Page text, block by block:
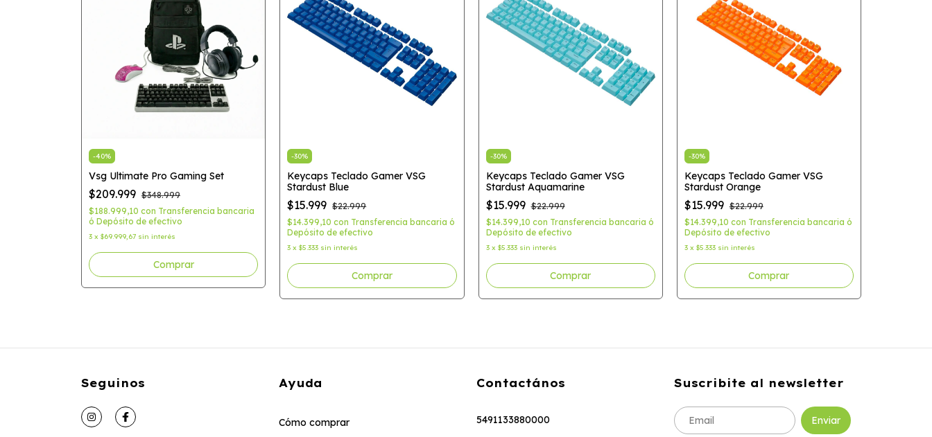
-40%
Vsg Ultimate Pro Gaming Set
$209.999 $348.999
$188.999,10 con Transferencia bancaria
ó Depósito de efectivo
3 x $69.999,67 sin interés
-30%
Keycaps Teclado Gamer VSG
Stardust Blue
$15.999 $22.999
$14.399,10con Transferencia bancaria ó
Depósito de efectivo
3 x$5.333 sin interés
-30%
Keycaps Teclado Gamer VSG
Stardust Aquamarine
$15.999 $22.999
$14.399,10 con Transferencia bancaria ó
Depósito de efectivo
3 x $5.333 sin interés
-30%
Keycaps Teclado Gamer VSG
Stardust Orange
$15.999 $22.999
$14.399,10 con Transferencia bancaria ó
Depósito de efectivo
3 x $5.333 sin interés
Seguinos Ayuda
Cómo comprar
Contactános
5491133880000
Suscribite al newsletter